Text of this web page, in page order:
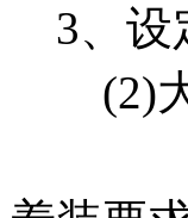
3、设
(2)大
4、